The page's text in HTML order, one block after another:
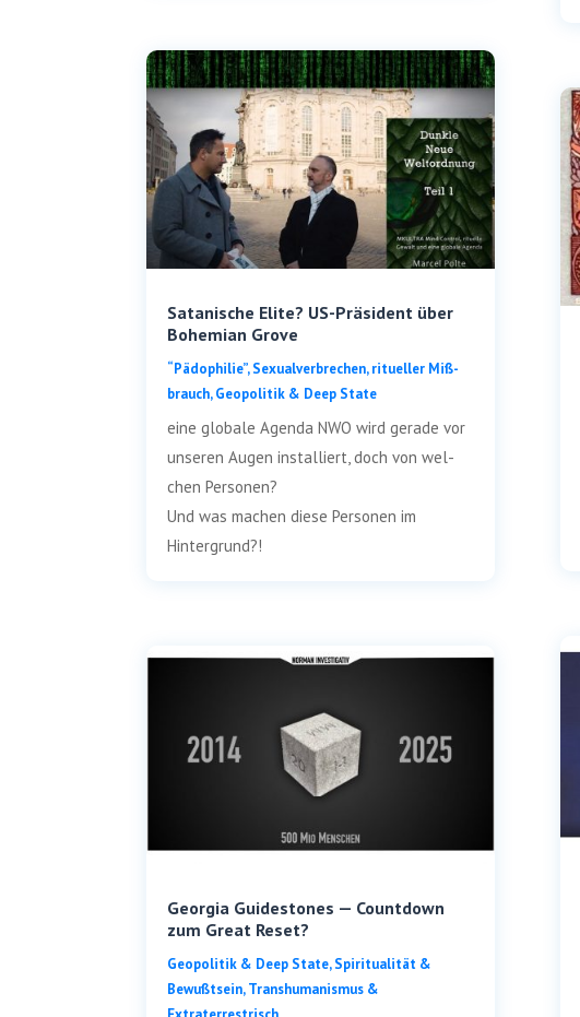
Satanische Elite? US-Präsident über
Bohemian Grove
“Pädo­phi­lie”, Sexu­al­ver­bre­chen, ritu­el­ler Miß­
brauch,Geo­po­li­tik & Deep State
eine glo­ba­le Agen­da NWO wird gera­de vor
unse­ren Augen instal­liert, doch von wel­
chen Personen?
Und was machen die­se Per­so­nen im
Hintergrund?!
Georgia Guidestones — Countdown
zum Great Reset?
Geo­po­li­tik & Deep Sta­te,Spi­ri­tua­li­tät &
Bewußt­sein,Trans­hu­ma­nis­mus &